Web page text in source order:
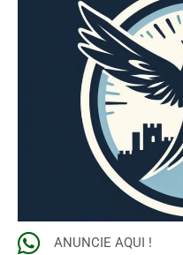
ANUNCIE AQUI !